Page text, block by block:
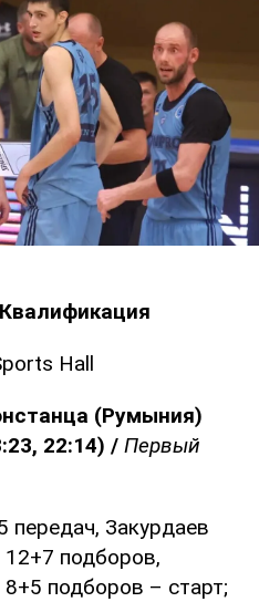
Hall
(Румыния)
22:14) / Первый
передач, Закурдаев
подборов,
подборов – старт;